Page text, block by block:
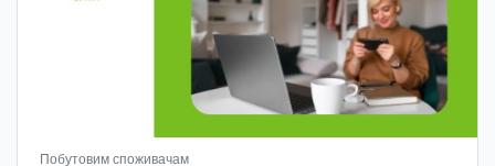
Побутовим споживачам